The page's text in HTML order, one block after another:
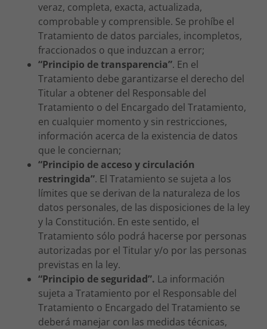
veraz, completa, exacta, actualizada,
comprobable y comprensible. Se prohíbe el
Tratamiento de datos parciales, incompletos,
fraccionados o que induzcan a error;
“Principio de transparencia”. En el
Tratamiento debe garantizarse el derecho del
Titular a obtener del Responsable del
Tratamiento o del Encargado del Tratamiento,
en cualquier momento y sin restricciones,
información acerca de la existencia de datos
que le conciernan;
“Principio de acceso y circulación
restringida”. El Tratamiento se sujeta a los
límites que se derivan de la naturaleza de los
datos personales, de las disposiciones de la ley
y la Constitución. En este sentido, el
Tratamiento sólo podrá hacerse por personas
autorizadas por el Titular y/o por las personas
previstas en la ley.
“Principio de seguridad”. La información
sujeta a Tratamiento por el Responsable del
Tratamiento o Encargado del Tratamiento se
deberá manejar con las medidas técnicas,